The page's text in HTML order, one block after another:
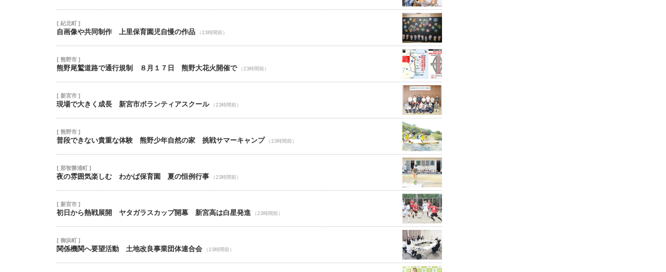
[ 紀北町 ]
自画像や共同制作 上里保育園児自慢の作品 （23時間前）
[ 熊野市 ]
熊野尾鷲道路で通行規制 ８月１７日 熊野大花火開催で （23時間前）
[ 新宮市 ]
現場で大きく成長 新宮市ボランティアスクール （23時間前）
[ 熊野市 ]
普段できない貴重な体験 熊野少年自然の家 挑戦サマーキャンプ （23時間前）
[ 那智勝浦町 ]
夜の雰囲気楽しむ わかば保育園 夏の恒例行事 （23時間前）
[ 新宮市 ]
初日から熱戦展開 ヤタガラスカップ開幕 新宮高は白星発進 （23時間前）
[ 御浜町 ]
関係機関へ要望活動 土地改良事業団体連合会 （23時間前）